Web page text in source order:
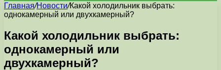
Главная/Новости/Какой холодильник выбрать:
однокамерный или двухкамерный?
Какой холодильник выбрать:
однокамерный или
двухкамерный?